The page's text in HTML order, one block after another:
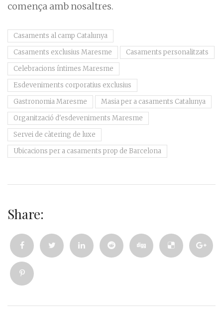
comença amb nosaltres.
Casaments al camp Catalunya
Casaments exclusius Maresme
Casaments personalitzats
Celebracions íntimes Maresme
Esdeveniments corporatius exclusius
Gastronomia Maresme
Masia per a casaments Catalunya
Organització d'esdeveniments Maresme
Servei de càtering de luxe
Ubicacions per a casaments prop de Barcelona
Share: